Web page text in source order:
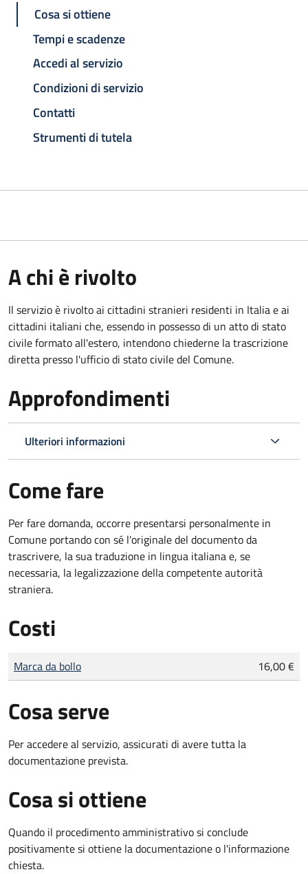
Cosa si ottiene
Tempi e scadenze
Accedi al servizio
Condizioni di servizio
Contatti
Strumenti di tutela
A chi è rivolto
Il servizio è rivolto ai cittadini stranieri residenti in Italia e ai
cittadini italiani che, essendo in possesso di un atto di stato
civile formato all'estero, intendono chiederne la trascrizione
diretta presso l'ufficio di stato civile del Comune.
Approfondimenti
Ulteriori informazioni
Come fare
Per fare domanda, occorre presentarsi personalmente in
Comune portando con sé l'originale del documento da
trascrivere, la sua traduzione in lingua italiana e, se
necessaria, la legalizzazione della competente autorità
straniera.
Costi
Tipo di pagamento
Importo
Marca da bollo 16,00 €
Cosa serve
Per accedere al servizio, assicurati di avere tutta la
documentazione prevista.
Cosa si ottiene
Quando il procedimento amministrativo si conclude
positivamente si ottiene la documentazione o l'informazione
chiesta.